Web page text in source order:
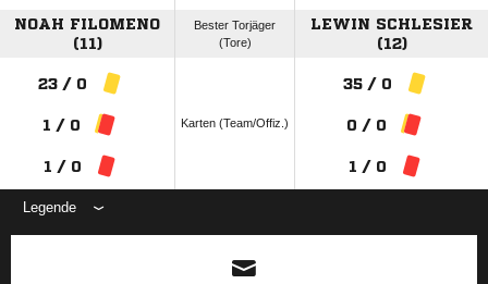
NOAH FILOMENO
(11)
Bester Torjäger
(Tore)
LEWIN SCHLESIER
(12)
23 / 0
1 / 0
1 / 0
Karten (Team/Offiz.)
35 / 0
0 / 0
1 / 0
Legende
ANZEIGE